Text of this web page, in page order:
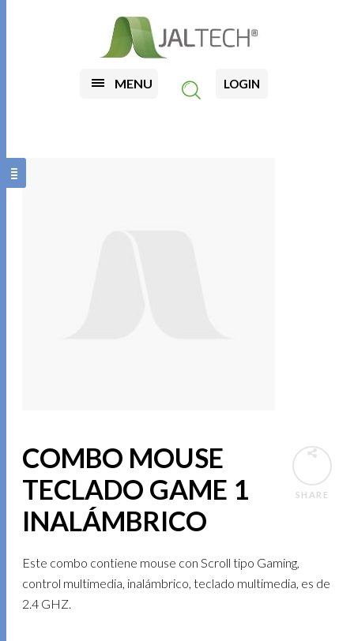
MENU LOGIN
SHARE
COMBO MOUSE
TECLADO GAME 1
INALÁMBRICO
Este combo contiene mouse con Scroll tipo Gaming,
control multimedia, inalámbrico, teclado multimedia, es de
2.4 GHZ.